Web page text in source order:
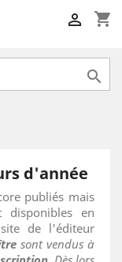
shopping_cart


d'année
publiés mais
en
de l'éditeur
sont vendus à